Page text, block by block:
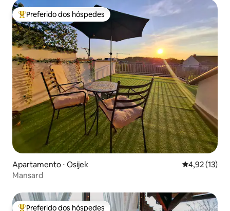
Entre os melhores preferidos dos hóspedes
Preferido dos hóspedes
Apartamento ⋅ Osijek 4,92 de uma
4,92 (13)
Mansard
Preferido dos hóspedes